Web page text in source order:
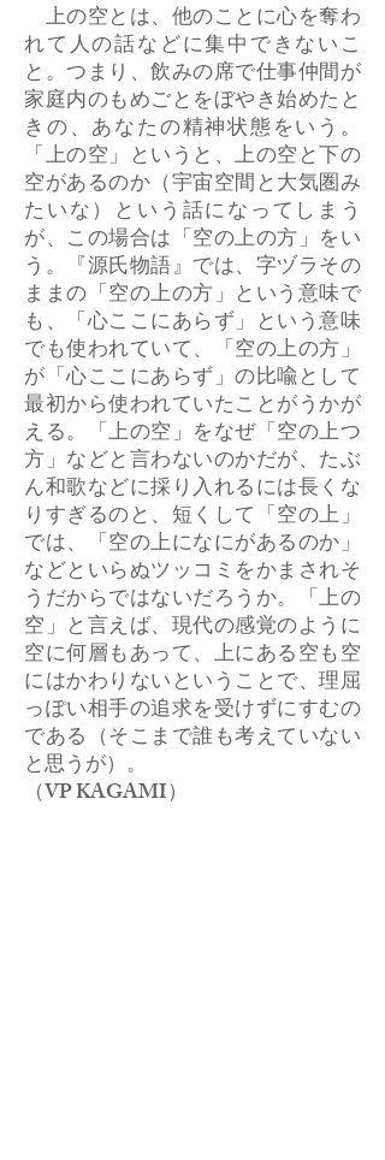
上の空とは、他のことに心を奪わ
れて人の話などに集中できないこ
と。つまり、飲みの席で仕事仲間が
家庭内のもめごとをぼやき始めたと
きの、あなたの精神状態をいう。
「上の空」というと、上の空と下の
空があるのか（宇宙空間と大気圏み
たいな）という話になってしまう
が、この場合は「空の上の方」をい
う。『源氏物語』では、字ヅラその
ままの「空の上の方」という意味で
も、「心ここにあらず」という意味
でも使われていて、「空の上の方」
が「心ここにあらず」の比喩として
最初から使われていたことがうかが
える。「上の空」をなぜ「空の上つ
方」などと言わないのかだが、たぶ
ん和歌などに採り入れるには長くな
りすぎるのと、短くして「空の上」
では、「空の上になにがあるのか」
などといらぬツッコミをかまされそ
うだからではないだろうか。「上の
空」と言えば、現代の感覚のように
空に何層もあって、上にある空も空
にはかわりないということで、理屈
っぽい相手の追求を受けずにすむの
である（そこまで誰も考えていない
と思うが）。
​（VP KAGAMI）